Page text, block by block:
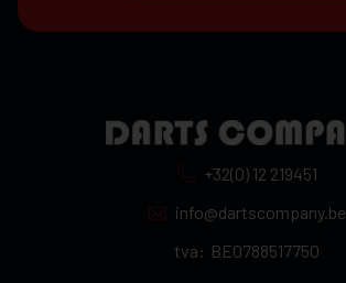
+32(0) 12 219451
info@dartscompany.be
tva: BE0788517750